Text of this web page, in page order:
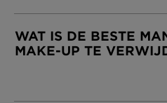
WAT IS DE BESTE
MAKE-UP TE